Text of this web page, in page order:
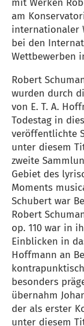
mit Werken
am
internationaler
bei den
Wettbewerben
Robert
wurden durch
von E. T. A.
Todestag in
veröffentlichte
unter diesem
zweite
Gebiet des
Moments
Schubert war
Robert
op. 110 war in
Einblicken in
Hoffmann an
besonders
übernahm
der als erster
unter diesem